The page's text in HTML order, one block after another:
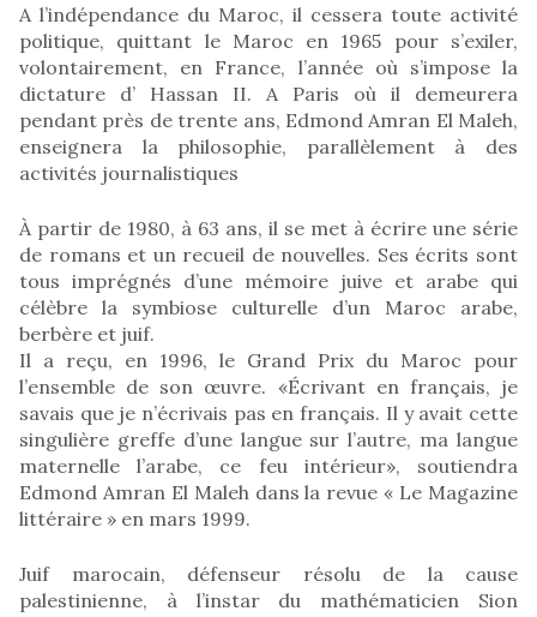
A l’indépendance du Maroc, il cessera toute activité
politique, quittant le Maroc en 1965 pour s’exiler,
volontairement, en France, l’année où s’impose la
dictature d’ Hassan II. A Paris où il demeurera
pendant près de trente ans, Edmond Amran El Maleh,
enseignera la philosophie, parallèlement à des
activités journalistiques
À partir de 1980, à 63 ans, il se met à écrire une série
de romans et un recueil de nouvelles. Ses écrits sont
tous imprégnés d’une mémoire juive et arabe qui
célèbre la symbiose culturelle d’un Maroc arabe,
berbère et juif.
Il a reçu, en 1996, le Grand Prix du Maroc pour
l’ensemble de son œuvre. «Écrivant en français, je
savais que je n’écrivais pas en français. Il y avait cette
singulière greffe d’une langue sur l’autre, ma langue
maternelle l’arabe, ce feu intérieur», soutiendra
Edmond Amran El Maleh dans la revue « Le Magazine
littéraire » en mars 1999.
Juif marocain, défenseur résolu de la cause
palestinienne, à l’instar du mathématicien Sion